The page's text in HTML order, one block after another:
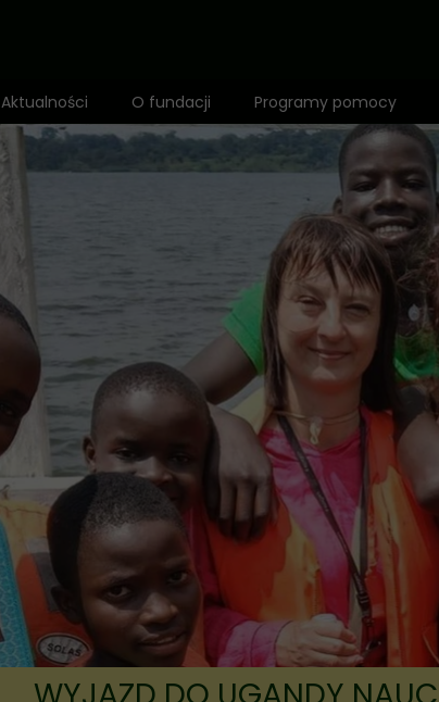
Aktualności O fundacji
Zespół
Rekomendacje
Anioł Dzieci Afryki
Standardy ochrony małoletnich
Polityka prywatności
Programy pomocy
1,5% dla Dzieci Afryki
Fundusz misyjny
Adopcja Serca
Bilet do Świata
Edukacja
Zdrowie i
Opieka i dożywianie
Pomoc
Fundusz ks.